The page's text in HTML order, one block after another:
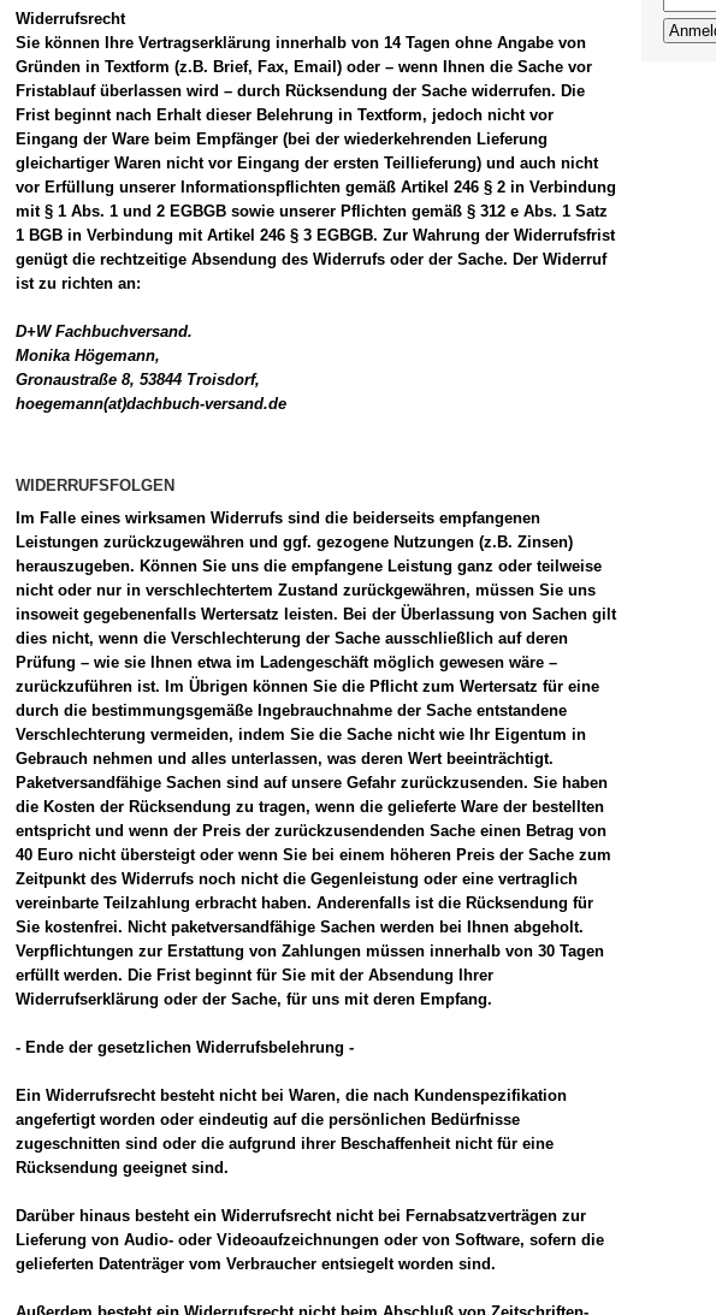
Widerrufsrecht
Sie können Ihre Vertragserklärung innerhalb von 14 Tagen ohne Angabe von
Gründen in Textform (z.B. Brief, Fax, Email) oder – wenn Ihnen die Sache vor
Fristablauf überlassen wird – durch Rücksendung der Sache widerrufen. Die
Frist beginnt nach Erhalt dieser Belehrung in Textform, jedoch nicht vor
Eingang der Ware beim Empfänger (bei der wiederkehrenden Lieferung
gleichartiger Waren nicht vor Eingang der ersten Teillieferung) und auch nicht
vor Erfüllung unserer Informationspflichten gemäß Artikel 246 § 2 in Verbindung
mit § 1 Abs. 1 und 2 EGBGB sowie unserer Pflichten gemäß § 312 e Abs. 1 Satz
1 BGB in Verbindung mit Artikel 246 § 3 EGBGB. Zur Wahrung der Widerrufsfrist
genügt die rechtzeitige Absendung des Widerrufs oder der Sache. Der Widerruf
ist zu richten an:
D+W Fachbuchversand.
Monika Högemann,
Gronaustraße 8, 53844 Troisdorf,
hoegemann(at)dachbuch-versand.de
WIDERRUFSFOLGEN
Im Falle eines wirksamen Widerrufs sind die beiderseits empfangenen
Leistungen zurückzugewähren und ggf. gezogene Nutzungen (z.B. Zinsen)
herauszugeben. Können Sie uns die empfangene Leistung ganz oder teilweise
nicht oder nur in verschlechtertem Zustand zurückgewähren, müssen Sie uns
insoweit gegebenenfalls Wertersatz leisten. Bei der Überlassung von Sachen gilt
dies nicht, wenn die Verschlechterung der Sache ausschließlich auf deren
Prüfung – wie sie Ihnen etwa im Ladengeschäft möglich gewesen wäre –
zurückzuführen ist. Im Übrigen können Sie die Pflicht zum Wertersatz für eine
durch die bestimmungsgemäße Ingebrauchnahme der Sache entstandene
Verschlechterung vermeiden, indem Sie die Sache nicht wie Ihr Eigentum in
Gebrauch nehmen und alles unterlassen, was deren Wert beeinträchtigt.
Paketversandfähige Sachen sind auf unsere Gefahr zurückzusenden. Sie haben
die Kosten der Rücksendung zu tragen, wenn die gelieferte Ware der bestellten
entspricht und wenn der Preis der zurückzusendenden Sache einen Betrag von
40 Euro nicht übersteigt oder wenn Sie bei einem höheren Preis der Sache zum
Zeitpunkt des Widerrufs noch nicht die Gegenleistung oder eine vertraglich
vereinbarte Teilzahlung erbracht haben. Anderenfalls ist die Rücksendung für
Sie kostenfrei. Nicht paketversandfähige Sachen werden bei Ihnen abgeholt.
Verpflichtungen zur Erstattung von Zahlungen müssen innerhalb von 30 Tagen
erfüllt werden. Die Frist beginnt für Sie mit der Absendung Ihrer
Widerrufserklärung oder der Sache, für uns mit deren Empfang.
- Ende der gesetzlichen Widerrufsbelehrung -
Ein Widerrufsrecht besteht nicht bei Waren, die nach Kundenspezifikation
angefertigt worden oder eindeutig auf die persönlichen Bedürfnisse
zugeschnitten sind oder die aufgrund ihrer Beschaffenheit nicht für eine
Rücksendung geeignet sind.
Darüber hinaus besteht ein Widerrufsrecht nicht bei Fernabsatzverträgen zur
Lieferung von Audio- oder Videoaufzeichnungen oder von Software, sofern die
gelieferten Datenträger vom Verbraucher entsiegelt worden sind.